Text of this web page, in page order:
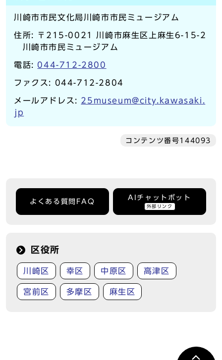
川崎市市民文化局川崎市市民ミュージアム
住所: 〒215-0021 川崎市麻生区上麻生6-15-2
川崎市市民ミュージアム
電話: 044-712-2800
ファクス: 044-712-2804
メールアドレス: 25museum@city.kawasaki.
jp
コンテンツ番号144093
よくある質問FAQ
AIチャットボット
外部リンク
区役所
川崎区 幸区 中原区 高津区
宮前区 多摩区 麻生区